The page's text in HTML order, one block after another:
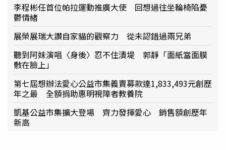
李程彬任首位帕拉運動推廣大使 回想過往坐輪椅陷憂
鬱情緒
展榮展瑞大讚自家貓的觀察力 從未認錯過兩兄弟
聽到阿妹演唱〈身後〉忍不住潰堤 郭靜「面紙當面膜
敷在臉上」
第七屆想辦法愛心公益市集義賣募款達1,833,493元創歷
年之最 全額捐助惠明視障者教養院
凱基公益市集擴大登場 齊力發揮愛心 銷售額創歷年
新高